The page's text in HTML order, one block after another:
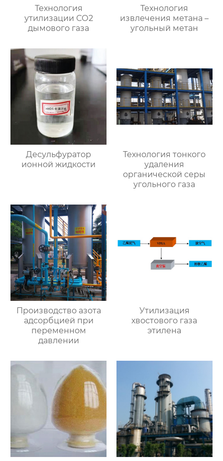
Технология
утилизации СО2
дымового газа
Технология
извлечения метана –
угольный метан
Десульфуратор
ионной жидкости
Технология тонкого
удаления
органической серы
угольного газа
Производство азота
адсорбцией при
переменном
давлении
Утилизация
хвостового газа
этилена